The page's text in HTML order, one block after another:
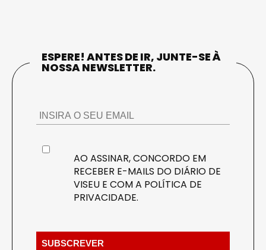
ESPERE! ANTES DE IR, JUNTE-SE À
NOSSA NEWSLETTER.
AO ASSINAR, CONCORDO EM
RECEBER E-MAILS DO DIÁRIO DE
VISEU E COM A POLÍTICA DE
PRIVACIDADE.